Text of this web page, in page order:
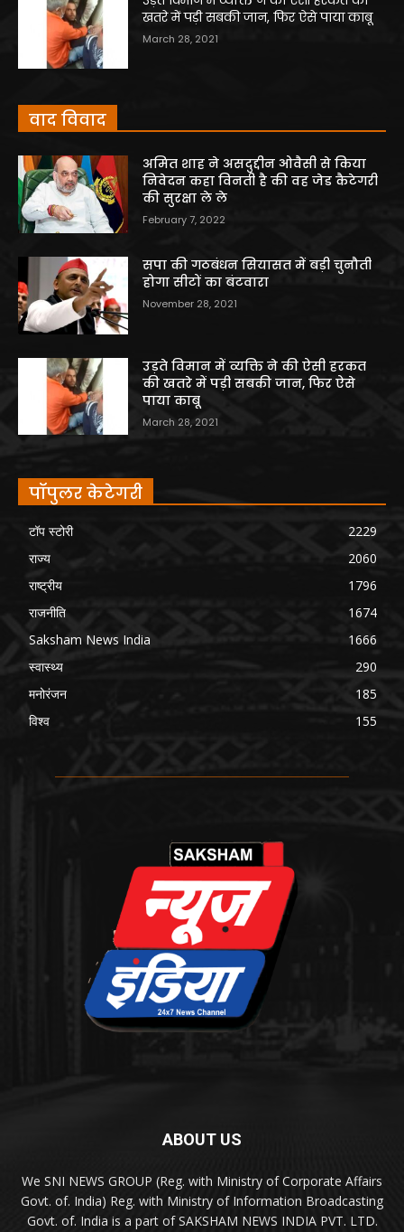
खतरे में पड़ी सबकी जान, फिर ऐसे पाया काबू
March 28, 2021
वाद विवाद
अमित शाह ने असदुद्दीन ओवैसी से किया
निवेदन कहा विनती है की वह जेड कैटेगरी
की सुरक्षा ले ले
February 7, 2022
सपा की गठबंधन सियासत में बड़ी चुनौती
होगा सीटों का बंटवारा
November 28, 2021
उड़ते विमान में व्यक्ति ने की ऐसी हरकत
की खतरे में पड़ी सबकी जान, फिर ऐसे
पाया काबू
March 28, 2021
पॉपुलर केटेगरी
टॉप स्टोरी
2229
राज्य
2060
राष्ट्रीय
1796
राजनीति
1674
Saksham News India
1666
स्वास्थ्य
290
मनोरंजन
185
विश्व
155
ABOUT US
We SNI NEWS GROUP (Reg. with Ministry of Corporate Affairs
Govt. of. India) Reg. with Ministry of Information Broadcasting
Govt. of. India is a part of SAKSHAM NEWS INDIA PVT. LTD.